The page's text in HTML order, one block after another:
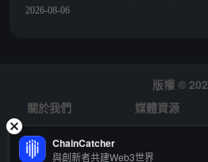
Combinator 種子期項目
2026-08-06
版權 ©
關於我們
媒體資源
風險提示
徵才
ChainCatcher
與創新者共建Web3世界